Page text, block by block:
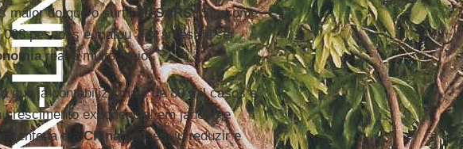
maior do que o surto deSARS(Síndrome
pessoas e matou 774 antes de ser
real é muito maior.
que já contabiliza mais de 80 mil casos e
exponencial em janeiro e
e aChinaconseguiu reduzir e